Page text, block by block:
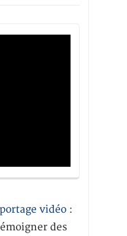
vidéo :
des